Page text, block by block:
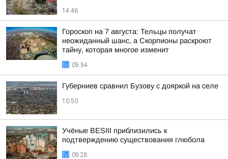
14:46
Гороскоп на 7 августа: Тельцы получат
неожиданный шанс, а Скорпионы раскроют
тайну, которая многое изменит
05:54
Губерниев сравнил Бузову с дояркой на селе
10:50
Учёные BESIII приблизились к
подтверждению существования глюбола
09:28